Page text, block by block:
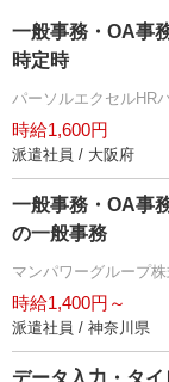
一般事務・OA事
時定時
パーソルエクセルHR
時給1,600円
派遣社員 / 大阪府
一般事務・OA事
の一般事務
マンパワーグループ
時給1,400円～
派遣社員 / 神奈川県
データ入力・タ